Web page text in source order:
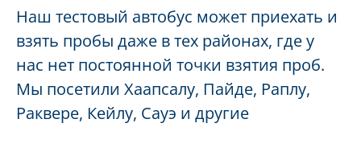
Наш тестовый автобус может приехать и
взять пробы даже в тех районах, где у
нас нет постоянной точки взятия проб.
Мы посетили Хаапсалу, Пайде, Раплу,
Раквере, Кейлу, Сауэ и другие